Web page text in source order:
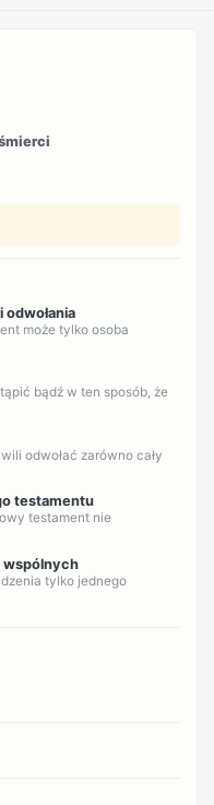
może tylko osoba
bądź w ten sposób, że
odwołać zarówno cały
testamentu
testament nie
wspólnych
tylko jednego